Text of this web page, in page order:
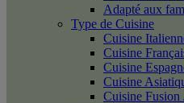
Adapté aux
Type de Cuisine
Cuisine
Cuisine
Cuisine
Cuisine
Cuisine Fusion